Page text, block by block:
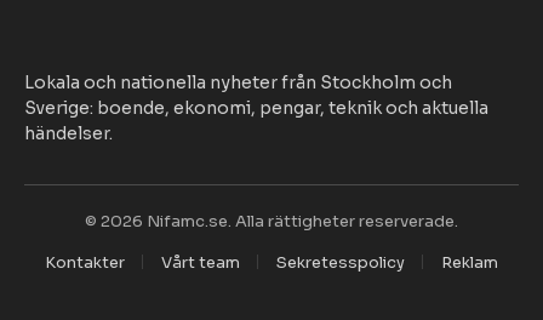
Lokala och nationella nyheter från Stockholm och
Sverige: boende, ekonomi, pengar, teknik och aktuella
händelser.
© 2026 Nifamc.se. Alla rättigheter reserverade.
Kontakter
Vårt team Sekretesspolicy Reklam